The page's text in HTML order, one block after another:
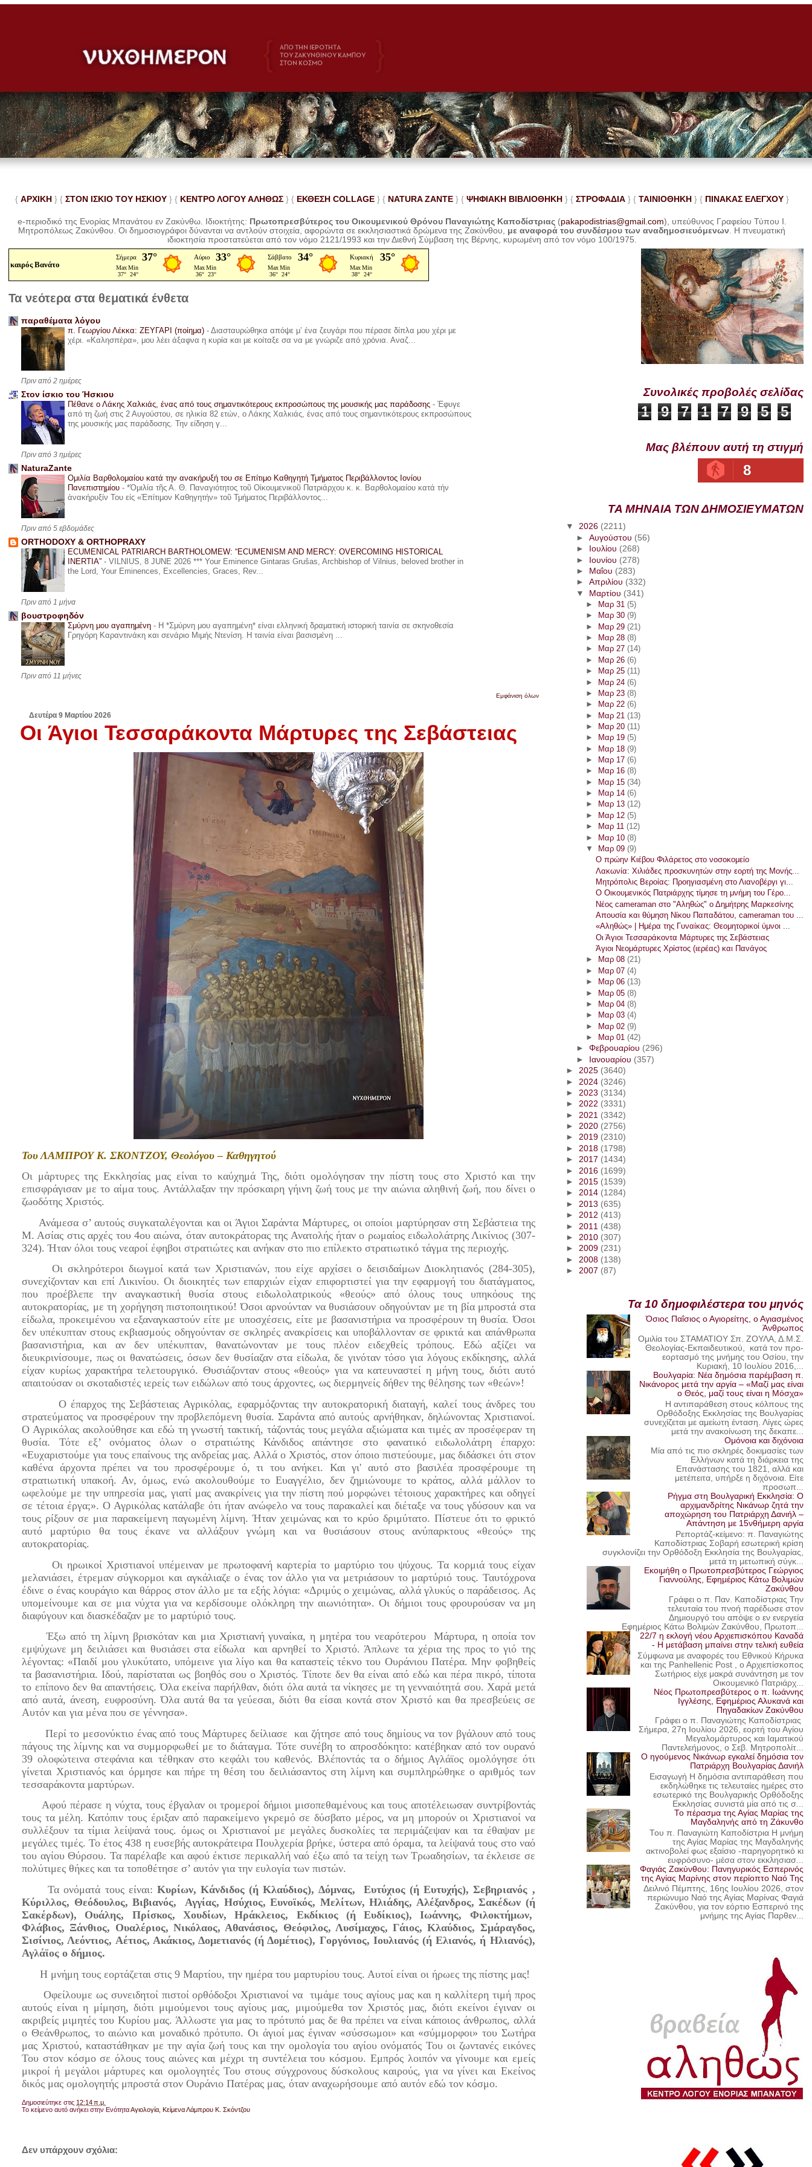
{ ΑΡΧΙΚΗ } { ΣΤΟΝ ΙΣΚΙΟ ΤΟΥ ΗΣΚΙΟΥ } { ΚΕΝΤΡΟ ΛΟΓΟΥ ΑΛΗΘΩΣ } { ΕΚΘΕΣΗ COLLAGE }{ NATURA ZANTE} { ΨΗΦΙΑΚΗ ΒΙΒΛΙΟΘΗΚΗ } { ΣΤΡΟΦΑΔΙΑ } { ΤΑΙΝΙΟΘΗΚΗ } { ΠΙΝΑΚΑΣ ΕΛΕΓΧΟΥ}
e-περιοδικό της Ενορίας Μπανάτου εν Ζακύνθω. Ιδιοκτήτης: Πρωτοπρεσβύτερος του Οικουμενικού Θρόνου Παναγιώτης Καποδίστριας (pakapodistrias@gmail.com), υπεύθυνος Γραφείου Τύπου Ι.
Μητροπόλεως Ζακύνθου.Οι δημοσιογράφοι δύνανται να αντλούν στοιχεία, αφορώντα σε εκκλησιαστικά δρώμενα της Ζακύνθου, με αναφορά του συνδέσμου των αναδημοσιευόμενων . Ηπνευματική
ιδιοκτησία προστατεύεται από τον νόμο 2121/1993 και την Διεθνή Σύμβαση της Βέρνης, κυρωμένη από τον νόμο 100/1975.
καιρός Βανάτο
Τα νεότερα στα θεματικά ένθετα
παραθέματα λόγου
π. Γεωργίου Λέκκα: ΖΕΥΓΑΡΙ (ποίημα) - Διασταυρώθηκα απόψε μ’ ένα ζευγάρι που πέρασε δίπλα μου χέρι με
χέρι. «Καλησπέρα», μου λέει άξαφνα η κυρία και με κοίταξε σα να με γνώριζε από χρόνια. Αναζ...
Πριν από 2 ημέρες
Στον ίσκιο του Ήσκιου
Πέθανε ο Λάκης Χαλκιάς, ένας από τους σημαντικότερους εκπροσώπους της μουσικής μας παράδοσης - Έφυγε
από τη ζωή στις 2 Αυγούστου, σε ηλικία 82 ετών, ο Λάκης Χαλκιάς, ένας από τους σημαντικότερους εκπροσώπους
της μουσικής μας παράδοσης. Την είδηση γ...
Πριν από 3 ημέρες
NaturaZante
Ομιλία Βαρθολομαίου κατά την ανακήρυξή του σε Επίτιμο Καθηγητή Τμήματος Περιβάλλοντος Ιονίου
Πανεπιστημίου - *Ὁμιλία τῆς Α. Θ. Παναγιότητος τοῦ Οἰκουμενικοῦ Πατριάρχου κ. κ. Βαρθολομαίου κατά τήν
ἀνακήρυξίν Του εἰς «Ἐπίτιμον Καθηγητήν» τοῦ Τμήματος Περιβάλλοντος...
Πριν από 5 εβδομάδες
ORTHODOXY & ORTHOPRAXY
ECUMENICAL PATRIARCH BARTHOLOMEW: “ECUMENISM AND MERCY: OVERCOMING HISTORICAL
INERTIA” - VILNIUS, 8 JUNE 2026 *** Your Eminence Gintaras Grušas, Archbishop of Vilnius, beloved brother in
the Lord, Your Eminences, Excellencies, Graces, Rev...
Πριν από 1 μήνα
βουστροφηδόν
Σμύρνη μου αγαπημένη - Η *Σμύρνη μου αγαπημένη* είναι ελληνική δραματική ιστορική ταινία σε σκηνοθεσία
Γρηγόρη Καραντινάκη και σενάριο Μιμής Ντενίση. Η ταινία είναι βασισμένη ...
Πριν από 11 μήνες
Εμφάνιση όλων
Δευτέρα 9 Μαρτίου 2026
Οι Άγιοι Τεσσαράκοντα Μάρτυρες της Σεβάστειας
Του ΛΑΜΠΡΟΥ Κ. ΣΚΟΝΤΖΟΥ, Θεολόγου – Καθηγητού
Οι μάρτυρες της Εκκλησίας μας είναι το καύχημά Της, διότι ομολόγησαν την πίστη τους στο Χριστό και την
επισφράγισαν με το αίμα τους. Αντάλλαξαν την πρόσκαιρη γήινη ζωή τους με την αιώνια αληθινή ζωή, που δίνει ο
ζωοδότης Χριστός.
Ανάμεσα σ’ αυτούς συγκαταλέγονται και οι Άγιοι Σαράντα Μάρτυρες, οι οποίοι μαρτύρησαν στη Σεβάστεια της
Μ. Ασίας στις αρχές του 4ου αιώνα, όταν αυτοκράτορας της Ανατολής ήταν ο ρωμαίος ειδωλολάτρης Λικίνιος (307-
324). Ήταν όλοι τους νεαροί έφηβοι στρατιώτες και ανήκαν στο πιο επίλεκτο στρατιωτικό τάγμα της περιοχής.
Οι σκληρότεροι διωγμοί κατά των Χριστιανών, που είχε αρχίσει ο δεισιδαίμων Διοκλητιανός (284-305),
συνεχίζονταν και επί Λικινίου. Οι διοικητές των επαρχιών είχαν επιφορτιστεί για την εφαρμογή του διατάγματος,
που προέβλεπε την αναγκαστική θυσία στους ειδωλολατρικούς «θεούς» από όλους τους υπηκόους της
αυτοκρατορίας, με τη χορήγηση πιστοποιητικού! Όσοι αρνούνταν να θυσιάσουν οδηγούνταν με τη βία μπροστά στα
είδωλα, προκειμένου να εξαναγκαστούν είτε με υποσχέσεις, είτε με βασανιστήρια να προσφέρουν τη θυσία. Όσοι
δεν υπέκυπταν στους εκβιασμούς οδηγούνταν σε σκληρές ανακρίσεις και υποβάλλονταν σε φρικτά και απάνθρωπα
βασανιστήρια, και αν δεν υπέκυπταν, θανατώνονταν με τους πλέον ειδεχθείς τρόπους. Εδώ αξίζει να
διευκρινίσουμε, πως οι θανατώσεις, όσων δεν θυσίαζαν στα είδωλα, δε γινόταν τόσο για λόγους εκδίκησης, αλλά
είχαν κυρίως χαρακτήρα τελετουργικό. Θυσιάζονταν στους «θεούς» για να κατευναστεί η μήνη τους, διότι αυτό
απαιτούσαν οι σκοταδιστές ιερείς των ειδώλων από τους άρχοντες, ως διερμηνείς δήθεν της θέλησης των «θεών»!
Ο έπαρχος της Σεβάστειας Αγρικόλας, εφαρμόζοντας την αυτοκρατορική διαταγή, καλεί τους άνδρες του
στρατεύματος να προσφέρουν την προβλεπόμενη θυσία. Σαράντα από αυτούς αρνήθηκαν, δηλώνοντας Χριστιανοί.
Ο Αγρικόλας ακολούθησε και εδώ τη γνωστή τακτική, τάζοντάς τους μεγάλα αξιώματα και τιμές αν προσέφεραν τη
θυσία. Τότε εξ’ ονόματος όλων ο στρατιώτης Κάνδιδος απάντησε στο φανατικό ειδωλολάτρη έπαρχο:
«Ευχαριστούμε για τους επαίνους της ανδρείας μας. Αλλά ο Χριστός, στον όποιο πιστεύουμε, μας διδάσκει ότι στον
καθένα άρχοντα πρέπει να του προσφέρουμε ό, τι του ανήκει. Και γι' αυτό στο βασιλέα προσφέρουμε τη
στρατιωτική υπακοή. Αν, όμως, ενώ ακολουθούμε το Ευαγγέλιο, δεν ζημιώνουμε το κράτος, αλλά μάλλον το
ωφελούμε με την υπηρεσία μας, γιατί μας ανακρίνεις για την πίστη πού μορφώνει τέτοιους χαρακτήρες και οδηγεί
σε τέτοια έργα;». Ο Αγρικόλας κατάλαβε ότι ήταν ανώφελο να τους παρακαλεί και διέταξε να τους γδύσουν και να
τους ρίξουν σε μια παρακείμενη παγωμένη λίμνη. Ήταν χειμώνας και το κρύο δριμύτατο. Πίστευε ότι το φρικτό
αυτό μαρτύριο θα τους έκανε να αλλάξουν γνώμη και να θυσιάσουν στους ανύπαρκτους «θεούς» της
αυτοκρατορίας.
Οι ηρωικοί Χριστιανοί υπέμειναν με πρωτοφανή καρτερία το μαρτύριο του ψύχους. Τα κορμιά τους είχαν
μελανιάσει, έτρεμαν σύγκορμοι και αγκάλιαζε ο ένας τον άλλο για να μετριάσουν το μαρτύριό τους. Ταυτόχρονα
έδινε ο ένας κουράγιο και θάρρος στον άλλο με τα εξής λόγια: «Δριμύς ο χειμώνας, αλλά γλυκύς ο παράδεισος. Ας
υπομείνουμε και σε μια νύχτα για να κερδίσουμε ολόκληρη την αιωνιότητα». Οι δήμιοι τους φρουρούσαν να μη
διαφύγουν και διασκέδαζαν με το μαρτύριό τους.
Έξω από τη λίμνη βρισκόταν και μια Χριστιανή γυναίκα, η μητέρα του νεαρότερου Μάρτυρα, η οποία τον
εμψύχωνε μη δειλιάσει και θυσιάσει στα είδωλα και αρνηθεί το Χριστό. Άπλωνε τα χέρια της προς το γιό της
λέγοντας: «Παιδί μου γλυκύτατο, υπόμεινε για λίγο και θα καταστείς τέκνο του Ουράνιου Πατέρα. Μην φοβηθείς
τα βασανιστήρια. Ιδού, παρίσταται ως βοηθός σου ο Χριστός. Τίποτε δεν θα είναι από εδώ και πέρα πικρό, τίποτα
το επίπονο δεν θα απαντήσεις. Όλα εκείνα παρήλθαν, διότι όλα αυτά τα νίκησες με τη γενναιότητά σου. Χαρά μετά
από αυτά, άνεση, ευφροσύνη. Όλα αυτά θα τα γεύεσαι, διότι θα είσαι κοντά στον Χριστό και θα πρεσβεύεις σε
Αυτόν και για μένα που σε γέννησα».
Περί το μεσονύκτιο ένας από τους Μάρτυρες δείλιασε και ζήτησε από τους δημίους να τον βγάλουν από τους
πάγους της λίμνης και να συμμορφωθεί με το διάταγμα. Τότε συνέβη το απροσδόκητο: κατέβηκαν από τον ουρανό
39 ολοφώτεινα στεφάνια και τέθηκαν στο κεφάλι του καθενός. Βλέποντάς τα ο δήμιος Αγλάϊος ομολόγησε ότι
γίνεται Χριστιανός και όρμησε και πήρε τη θέση του δειλιάσαντος στη λίμνη και συμπληρώθηκε ο αριθμός των
τεσσαράκοντα μαρτύρων.
Αφού πέρασε η νύχτα, τους έβγαλαν οι τρομεροί δήμιοι μισοπεθαμένους και τους αποτέλειωσαν συντρίβοντάς
τους τα μέλη. Κατόπιν τους έριξαν από παρακείμενο γκρεμό σε δύσβατο μέρος, να μη μπορούν οι Χριστιανοί να
συλλέξουν τα τίμια λείψανά τους. όμως οι Χριστιανοί με μεγάλες δυσκολίες τα περιμάζεψαν και τα έθαψαν με
μεγάλες τιμές. Το έτος 438 η ευσεβής αυτοκράτειρα Πουλχερία βρήκε, ύστερα από όραμα, τα λείψανά τους στο ναό
του αγίου Θύρσου. Τα παρέλαβε και αφού έκτισε περικαλλή ναό έξω από τα τείχη των Τρωαδησίων, τα έκλεισε σε
πολύτιμες θήκες και τα τοποθέτησε σ’ αυτόν για την ευλογία των πιστών.
Τα ονόματά τους είναι: Κυρίων, Κάνδιδος (ή Κλαύδιος), Δόμνας, Ευτύχιος (ή Ευτυχής), Σεβηριανός ,
Κύριλλος, Θεόδουλος, Βιβιανός, Αγγίας, Ησύχιος, Ευνοϊκός, Μελίτων, Ηλιάδης, Αλέξανδρος, Σακέδων (ή
Σακέρδων), Ουάλης, Πρίσκος, Χουδίων, Ηράκλειος, Εκδίκιος (ή Ευδίκιος), Ιωάννης, Φιλοκτήμων,
Φλάβιος, Ξάνθιος, Ουαλέριος, Νικόλαος, Αθανάσιος, Θεόφιλος, Λυσίμαχος, Γάιος, Κλαύδιος, Σμάραγδος,
Σισίνιος, Λεόντιος, Αέτιος, Ακάκιος, Δομετιανός (ή Δομέτιος), Γοργόνιος, Ιουλιανός (ή Ελιανός, ή Ηλιανός),
Αγλάϊος ο δήμιος.
Η μνήμη τους εορτάζεται στις 9 Μαρτίου, την ημέρα του μαρτυρίου τους. Αυτοί είναι οι ήρωες της πίστης μας!
Οφείλουμε ως συνειδητοί πιστοί ορθόδοξοι Χριστιανοί να τιμάμε τους αγίους μας και η καλλίτερη τιμή προς
αυτούς είναι η μίμηση, διότι μιμούμενοι τους αγίους μας, μιμούμεθα τον Χριστός μας, διότι εκείνοι έγιναν οι
ακριβείς μιμητές του Κυρίου μας. Άλλωστε για μας το πρότυπό μας δε θα πρέπει να είναι κάποιος άνθρωπος, αλλά
ο Θεάνθρωπος, το αιώνιο και μοναδικό πρότυπο. Οι άγιοί μας έγιναν «σύσσωμοι» και «σύμμορφοι» του Σωτήρα
μας Χριστού, καταστάθηκαν με την αγία ζωή τους και την ομολογία του αγίου ονόματός Του οι ζωντανές εικόνες
Του στον κόσμο σε όλους τους αιώνες και μέχρι τη συντέλεια του κόσμου. Εμπρός λοιπόν να γίνουμε και εμείς
μικροί ή μεγάλοι μάρτυρες και ομολογητές Του στους σύγχρονους δύσκολους καιρούς, για να γίνει και Εκείνος
δικός μας ομολογητής μπροστά στον Ουράνιο Πατέρας μας, όταν αναχωρήσουμε από αυτόν εδώ τον κόσμο.
Δημοσιεύτηκε στις 12:14 π.μ.
Το κείμενο αυτό ανήκει στην ΕνότηταΑγιολογία ,Κείμενα Λάμπρου Κ. Σκόντζου
Δεν υπάρχουν σχόλια:
Συνολικές προβολές σελίδας
1 9 7 1 7 9 5 5
Μας βλέπουν αυτή τη στιγμή
8
ΤΑ ΜΗΝΑΙΑ ΤΩΝ ΔΗΜΟΣΙΕΥΜΑΤΩΝ
▼2026 (2211)
► Αυγούστου (56)
►
Ιουλίου (268)
► Ιουνίου (278)
►
Μαΐου (283)
► Απριλίου (332)
▼ Μαρτίου (341)
►
Μαρ 31 (5)
►
Μαρ 30 (9)
► Μαρ 29 (21)
►
Μαρ 28 (8)
►
Μαρ 27 (14)
►
Μαρ 26 (6)
►
Μαρ 25 (11)
► Μαρ 24 (6)
►
Μαρ 23 (8)
►
Μαρ 22 (6)
► Μαρ 21 (13)
►
Μαρ 20 (11)
►
Μαρ 19 (5)
► Μαρ 18 (9)
►
Μαρ 17 (6)
►
Μαρ 16 (8)
► Μαρ 15 (34)
►
Μαρ 14 (6)
►
Μαρ 13 (12)
►
Μαρ 12 (5)
►
Μαρ 11 (12)
► Μαρ 10 (8)
▼
Μαρ 09 (9)
Ο πρώην Κιέβου Φιλάρετος στο νοσοκομείο
Λακωνία: Χιλιάδες προσκυνητών στην εορτή της Μονής...
Μητρόπολις Βεροίας: Προηγιασμένη στο Λιανοβέργι γι...
Ο Οικουμενικός Πατριάρχης τίμησε τη μνήμη του Γέρο...
Νέος cameraman στο "Αληθώς" ο Δημήτρης Μαρκεσίνης
Απουσία και θύμηση Νίκου Παπαδάτου, cameraman του ...
«Αληθώς» | Ημέρα της Γυναίκας: Θεομητορικοί ύμνοι ...
Οι Άγιοι Τεσσαράκοντα Μάρτυρες της Σεβάστειας
Άγιοι Νεομάρτυρες Χρίστος (ιερέας) και Πανάγος
►
Μαρ 08 (21)
►
Μαρ 07 (4)
►
Μαρ 06 (13)
► Μαρ 05 (8)
►
Μαρ 04 (8)
►
Μαρ 03 (4)
► Μαρ 02 (9)
►
Μαρ 01 (42)
► Φεβρουαρίου (296)
►
Ιανουαρίου (357)
►2025 (3640)
► 2024 (3246)
► 2023 (3134)
►2022 (3331)
► 2021 (3342)
►2020 (2756)
►2019 (2310)
► 2018 (1798)
►2017 (1434)
► 2016 (1699)
►2015 (1539)
►2014 (1284)
► 2013 (635)
►2012 (413)
► 2011 (438)
►2010 (307)
►2009 (231)
► 2008 (138)
►2007 (87)
Τα 10 δημοφιλέστερα του μηνός
Όσιος Παΐσιος ο Αγιορείτης, ο Αγιασμένος
Άνθρωπος
Ομιλία του ΣΤΑΜΑΤΙΟΥ Σπ. ΖΟΥΛΑ, Δ.Μ.Σ.
Θεολογίας-Εκπαιδευτικού, κατά τον προ-
εορτασμό της μνήμης του Οσίου, την
Κυριακή, 10 Ιουλίου 2016,...
Βουλγαρία: Νέα δημόσια παρέμβαση π.
Νικάνορος μετά την αργία – «Μαζί μας είναι
ο Θεός, μαζί τους είναι η Μόσχα»
Η αντιπαράθεση στους κόλπους της
Ορθόδοξης Εκκλησίας της Βουλγαρίας
συνεχίζεται με αμείωτη ένταση. Λίγες ώρες
μετά την ανακοίνωση της δεκαπε...
Ομόνοια και διχόνοια
Μία από τις πιο σκληρές δοκιμασίες των
Ελλήνων κατά τη διάρκεια της
Επανάστασης του 1821, αλλά και
μετέπειτα, υπήρξε η διχόνοια. Είτε
προσωπ...
Ρήγμα στη Βουλγαρική Εκκλησία: Ο
αρχιμανδρίτης Νικάνωρ ζητά την
αποχώρηση του Πατριάρχη Δανιήλ –
Απάντηση με 15νθήμερη αργία
Ρεπορτάζ-κείμενο: π. Παναγιώτης
Καποδίστριας Σοβαρή εσωτερική κρίση
συγκλονίζει την Ορθόδοξη Εκκλησία της Βουλγαρίας,
μετά τη μετωπική σύγκ...
Εκοιμήθη ο Πρωτοπρεσβύτερος Γεώργιος
Γιαννούλης, Εφημέριος Κάτω Βολιμών
Ζακύνθου
Γράφει ο π. Παν. Καποδίστριας Την
τελευταία του πνοή παρέδωσε στον
Δημιουργό του απόψε ο εν ενεργεία
Εφημέριος Κάτω Βολιμών Ζακύνθου, Πρωτοπ...
22/7 η εκλογή νέου Αρχιεπισκόπου Καναδά
- Η μετάβαση μπαίνει στην τελική ευθεία
Σύμφωνα με αναφορές του Εθνικού Κήρυκα
και της Panhellenic Post , ο Αρχιεπίσκοπος
Σωτήριος είχε μακρά συνάντηση με τον
Οικουμενικό Πατριάρχ...
Νέος Πρωτοπρεσβύτερος ο π. Ιωάννης
Ιγγλέσης, Εφημέριος Αλυκανά και
Πηγαδακίων Ζακύνθου
Γράφει ο π. Παναγιώτης Καποδίστριας
Σήμερα, 27η Ιουλίου 2026, εορτή του Αγίου
Μεγαλομάρτυρος και Ιαματικού
Παντελεήμονος, ο Σεβ. Μητροπολίτ...
Ο ηγούμενος Νικάνωρ εγκαλεί δημόσια τον
Πατριάρχη Βουλγαρίας Δανιήλ
Εισαγωγή Η δημόσια αντιπαράθεση που
εκδηλώθηκε τις τελευταίες ημέρες στο
εσωτερικό της Βουλγαρικής Ορθόδοξης
Εκκλησίας συνιστά μία από τις σ...
Το πέρασμα της Αγίας Μαρίας της
Μαγδαληνής από τη Ζάκυνθο
Του π. Παναγιώτη Καποδίστρια Η μνήμη
της Αγίας Μαρίας της Μαγδαληνής
ακτινοβολεί φως εξαίσιο -παρηγορητικό κι
ευφρόσυνο- μέσα στον εκκλησιασ...
Φαγιάς Ζακύνθου: Πανηγυρικός Εσπερινός
της Αγίας Μαρίνης στον περίοπτο Ναό Της
Δειλινό Πέμπτης, 16ης Ιουλίου 2026, στον
περιώνυμο Ναό της Αγίας Μαρίνας Φαγιά
Ζακύνθου, για τον εόρτιο Εσπερινό της
μνήμης της Αγίας Παρθεν...